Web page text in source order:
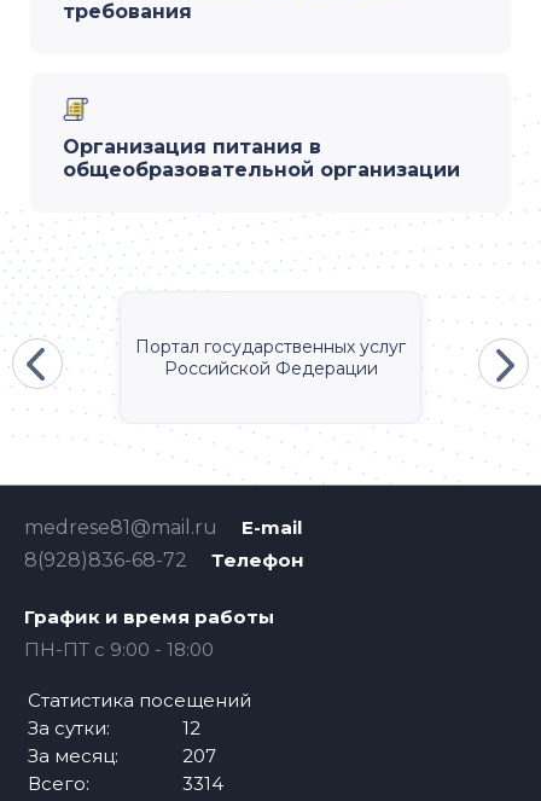
требования
Организация питания в
общеобразовательной организации
Портал государственных услуг
Российской Федерации
E-mail
medrese81@mail.ru
Телефон
8(928)836-68-72
График и время работы
ПН-ПТ с 9:00 - 18:00
Статистика посещений
За сутки:
12
За месяц:
207
Всего:
3314